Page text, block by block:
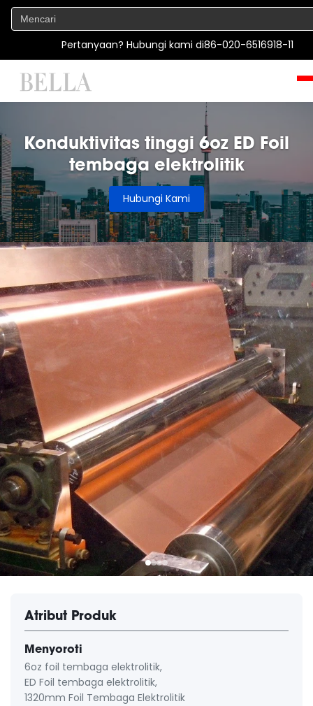
Pertanyaan? Hubungi kami di86-020-6516918-11
Konduktivitas tinggi 6oz ED Foil
tembaga elektrolitik
Hubungi Kami
Atribut Produk
Menyoroti
6oz foil tembaga elektrolitik,
ED Foil tembaga elektrolitik,
1320mm Foil Tembaga Elektrolitik